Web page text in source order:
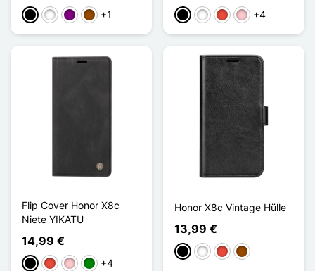
Schwarz
WeißViolettBraun
+1 Schwarz
WeißRot Pink+4
Flip Cover Honor X8c
Niete YIKATU
14,99 €
Schwarz
Rot PinkGrün+4
Honor X8c Vintage Hülle
13,99 €
Schwarz
WeißRot Braun